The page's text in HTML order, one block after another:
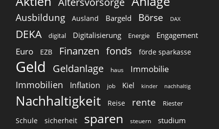
Ausbildung Ausland Bargeld Börse DAX
DEKA digital Digitalisierung Energie Engagement
Euro EZB Finanzen fonds förde sparkasse
Geld Geldanlage haus Immobilie
Immobilien Inflation job Kiel kinder nachhaltig
Nachhaltigkeit Reise rente Riester
Schule sicherheit sparen steuern studium